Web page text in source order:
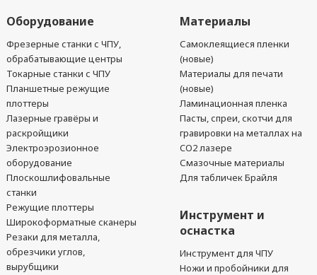
Оборудование
Фрезерные станки с ЧПУ,
обрабатывающие центры
Токарные станки с ЧПУ
Планшетные режущие
плоттеры
Лазерные гравёры и
раскройщики
Электроэрозионное
оборудование
Плоскошлифовальные
станки
Режущие плоттеры
Широкоформатные сканеры
Резаки для металла,
обрезчики углов,
вырубщики
Материалы
Самоклеящиеся пленки
(новые)
Материалы для печати
(новые)
Ламинационная пленка
Пасты, спреи, скотчи для
гравировки на металлах на
CO2 лазере
Смазочные материалы
Для табличек Брайля
Инструмент и
оснастка
Инструмент для ЧПУ
Ножи и пробойники для